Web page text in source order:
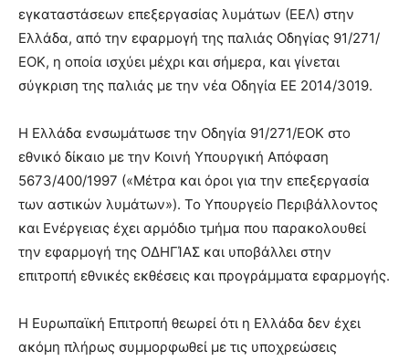
εγκαταστάσεων επεξεργασίας λυμάτων (ΕΕΛ) στην
Ελλάδα, από την εφαρμογή της παλιάς Οδηγίας 91/271/
ΕΟΚ, η οποία ισχύει μέχρι και σήμερα, και γίνεται
σύγκριση της παλιάς με την νέα Οδηγία ΕΕ 2014/3019.
Η Ελλάδα ενσωμάτωσε την Οδηγία 91/271/ΕΟΚ στο
εθνικό δίκαιο με την Κοινή Υπουργική Απόφαση
5673/400/1997 («Μέτρα και όροι για την επεξεργασία
των αστικών λυμάτων»). Το Υπουργείο Περιβάλλοντος
και Ενέργειας έχει αρμόδιο τμήμα που παρακολουθεί
την εφαρμογή της ΟΔΗΓΊΑΣ και υποβάλλει στην
επιτροπή εθνικές εκθέσεις και προγράμματα εφαρμογής.
Η Ευρωπαϊκή Επιτροπή θεωρεί ότι η Ελλάδα δεν έχει
ακόμη πλήρως συμμορφωθεί με τις υποχρεώσεις